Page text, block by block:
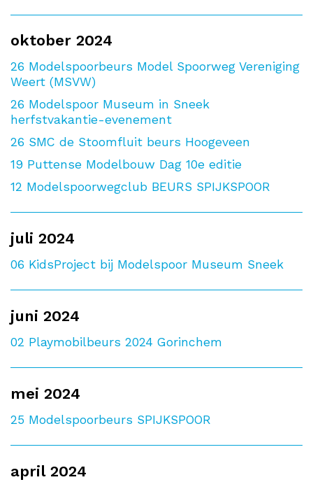
oktober 2024
26 Modelspoorbeurs Model Spoorweg Vereniging
Weert (MSVW)
26 Modelspoor Museum in Sneek
herfstvakantie-evenement
26 SMC de Stoomfluit beurs Hoogeveen
19 Puttense Modelbouw Dag 10e editie
12 Modelspoorwegclub BEURS SPIJKSPOOR
juli 2024
06 KidsProject bij Modelspoor Museum Sneek
juni 2024
02 Playmobilbeurs 2024 Gorinchem
mei 2024
25 Modelspoorbeurs SPIJKSPOOR
april 2024